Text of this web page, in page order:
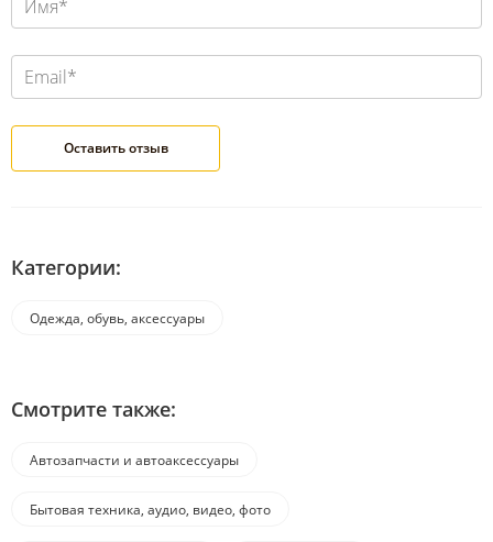
Категории:
Одежда, обувь, аксессуары
Смотрите также:
Автозапчасти и автоаксессуары
Бытовая техника, аудио, видео, фото